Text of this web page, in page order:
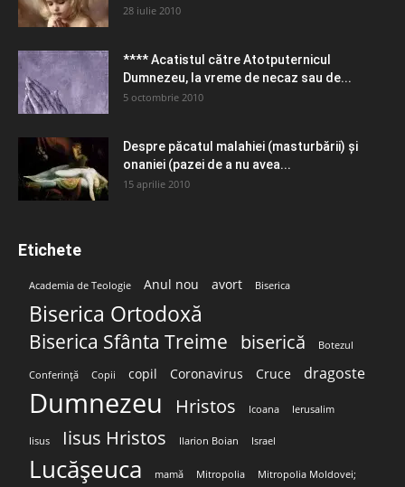
28 iulie 2010
**** Acatistul către Atotputernicul
Dumnezeu, la vreme de necaz sau de...
5 octombrie 2010
Despre păcatul malahiei (masturbării) şi
onaniei (pazei de a nu avea...
15 aprilie 2010
Etichete
Academia de Teologie Anul nou avort Biserica
Biserica Ortodoxă
Biserica Sfânta Treime biserică Botezul
Conferință Copii copil Coronavirus Cruce dragoste
Dumnezeu Hristos Icoana Ierusalim
Iisus Iisus Hristos Ilarion Boian Israel
Lucășeuca mamă Mitropolia Mitropolia Moldovei;